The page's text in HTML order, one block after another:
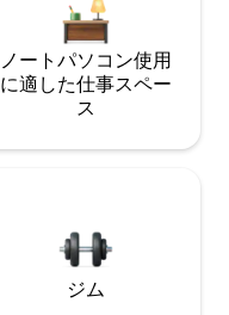
ノートパソコン使用
に適した仕事スペー
ス
ジム